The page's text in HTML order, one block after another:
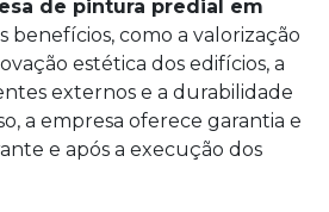
de pintura predial em
benefícios, como a valorização
estética dos edifícios, a
externos e a durabilidade
a empresa oferece garantia e
e após a execução dos